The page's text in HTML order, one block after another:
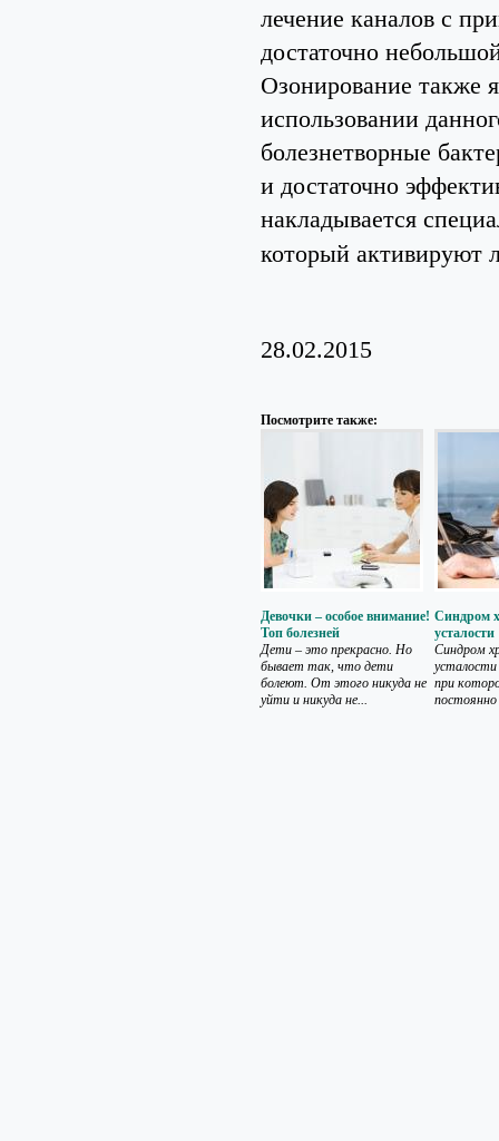
лечение каналов с
достаточно
Озонирование также
использовании
болезнетворные
и достаточно
накладывается
который активируют
28.02.2015
Посмотрите также:
Девочки – особое внимание!
Топ болезней
Дети – это прекрасно. Но
бывает так, что дети
болеют. От этого никуда не
уйти и никуда не...
Синдром
усталости
Синдром
при